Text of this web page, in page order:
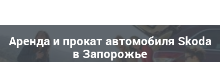
Аренда и прокат автомобиля Skoda
в Запорожье